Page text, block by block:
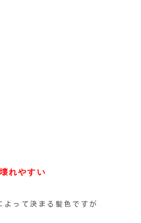
れやすい
よって決まる髪色ですが